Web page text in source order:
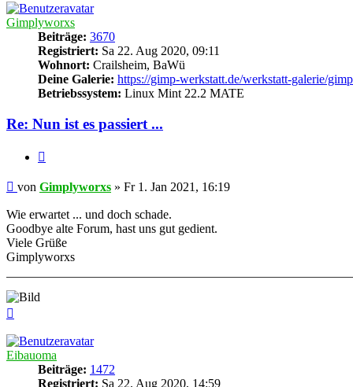
Gimplyworxs
Beiträge: 3670
Registriert: Sa 22. Aug 2020, 09:11
Wohnort: Crailsheim, BaWü
Deine Galerie: https://gimp-werkstatt.de/werkstatt-galerie/
Betriebssystem: Linux Mint 22.2 MATE
Re: Nun ist es passiert ...
Beitrag
von Gimplyworxs » Fr 1. Jan 2021, 16:19
Wie erwartet ... und doch schade.
Goodbye alte Forum, hast uns gut gedient.
Viele Grüße
Gimplyworxs
Eibauoma
Beiträge: 1472
Registriert: Sa 22. Aug 2020, 14:59